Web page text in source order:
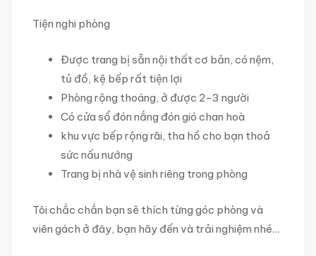
Tiện nghi phòng
Được trang bị sẵn nội thất cơ bản, có nệm,
tủ đồ, kệ bếp rất tiện lợi
Phòng rộng thoáng, ở được 2-3 người
Có cửa sổ đón nắng đón gió chan hoà
khu vực bếp rộng rãi, tha hồ cho bạn thoả
sức nấu nướng
Trang bị nhà vệ sinh riêng trong phòng
Tôi chắc chắn bạn sẽ thích từng góc phòng và
viên gách ở đây, bạn hãy đến và trải nghiệm nhé…